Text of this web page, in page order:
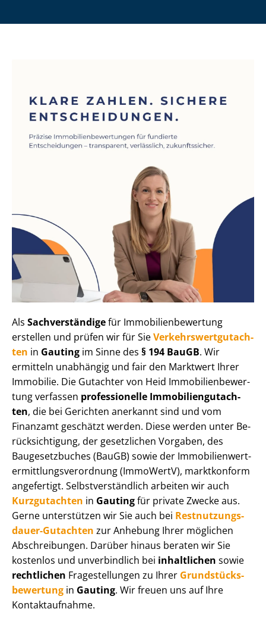
Als Sachverständigefür Im­mo­bi­li­en­be­wer­tung
erstellen und prüfen wir für SieVer­kehrs­wert­gut­ach­
ten in Gauting im Sinne des § 194 BauGB. Wir
ermitteln unabhängig und fair den Marktwert Ihrer
Immobilie. Die Gutachter von Heid Im­mo­bi­li­en­be­wer­
tung verfassen professionelle Im­mo­bi­li­en­gut­ach­
ten, die bei Gerichten anerkannt sind und vom
Finanzamt geschätzt werden. Diese werden unter Be­
rück­sich­ti­gung, der gesetzlichen Vorgaben, des
Baugesetzbuches (BauGB) sowie der Im­mo­bi­li­en­wert­
ermitt­lungs­ver­ord­nung (ImmoWertV), marktkonform
angefertigt. Selbst­ver­ständ­lich arbeiten wir auch
Kurzgutachten in Gautingfür private Zwecke aus.
Gerne unterstützen wir Sie auch bei Rest­nut­zungs­
dau­er-Gutachten zur Anhebung Ihrer möglichen
Abschreibungen. Darüber hinaus beraten wir Sie
kostenlos und unverbindlich bei inhaltlichen sowie
rechtlichen Fragestellungen zu Ihrer Grund­stücks­
be­wer­tung in Gauting. Wir freuen uns auf Ihre
Kontaktaufnahme.